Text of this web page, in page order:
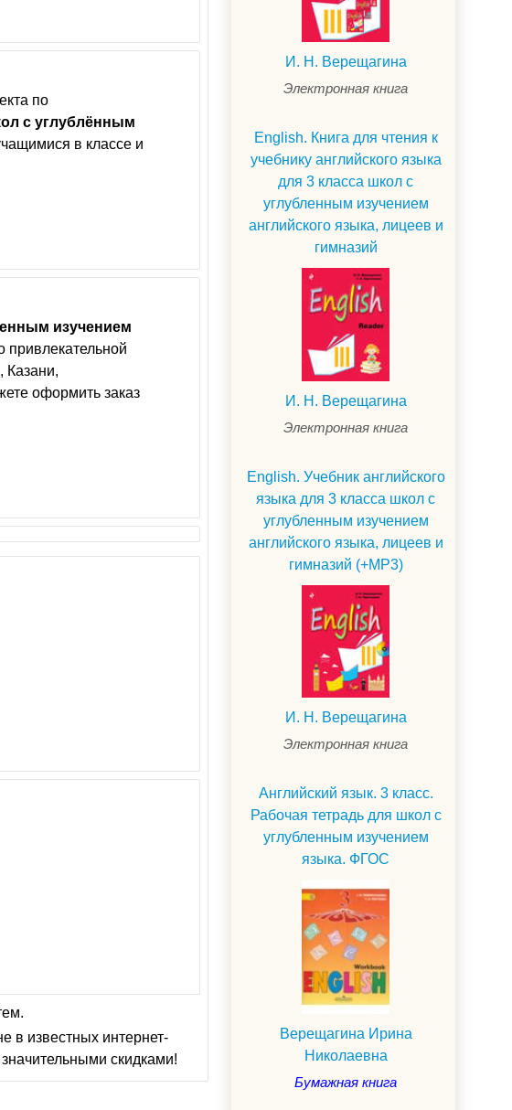
по
с углублённым
в классе и
изучением
привлекательной
Казани,
оформить заказ
в известных интернет-
скидками!
И. Н. Верещагина
Электронная книга
English. Книга для чтения к
учебнику английского языка
для 3 класса школ с
углубленным изучением
английского языка, лицеев и
гимназий
И. Н. Верещагина
Электронная книга
English. Учебник английского
языка для 3 класса школ с
углубленным изучением
английского языка, лицеев и
гимназий (+MP3)
И. Н. Верещагина
Электронная книга
Английский язык. 3 класс.
Рабочая тетрадь для школ с
углубленным изучением
языка. ФГОС
Верещагина Ирина
Николаевна
Бумажная книга